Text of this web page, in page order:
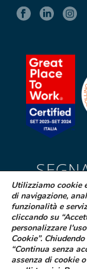
Se sospetti di
uno dei
segnalarlo
Utilizziamo cookie
di navigazione,
funzionalità e
cliccando su
personalizzare
Cookie”.
“Continua senza
assenza di cookie